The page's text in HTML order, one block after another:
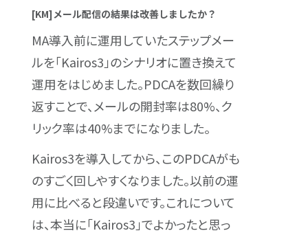
[KM]メール配信の結果は改善しましたか？
MA導入前に運用していたステップメー
ルを「Kairos3」のシナリオに置き換えて
運用をはじめました。PDCAを数回繰り
返すことで、メールの開封率は80%、ク
リック率は40%までになりました。
Kairos3を導入してから、このPDCAがも
のすごく回しやすくなりました。以前の運
用に比べると段違いです。これについて
は、本当に「Kairos3」でよかったと思っ